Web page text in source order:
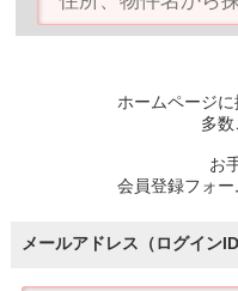
ホームページ
多数
お
会員登録フォー
メールアドレス（ログインID